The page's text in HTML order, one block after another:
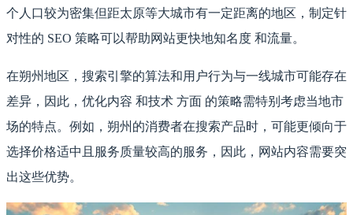
个人口较为密集但距太原等大城市有一定距离的地区，制定针
对性的 SEO 策略可以帮助网站更快地知名度 和流量。
在朔州地区，搜索引擎的算法和用户行为与一线城市可能存在
差异，因此，优化内容 和技术 方面 的策略需特别考虑当地市
场的特点。例如，朔州的消费者在搜索产品时，可能更倾向于
选择价格适中且服务质量较高的服务，因此，网站内容需要突
出这些优势。